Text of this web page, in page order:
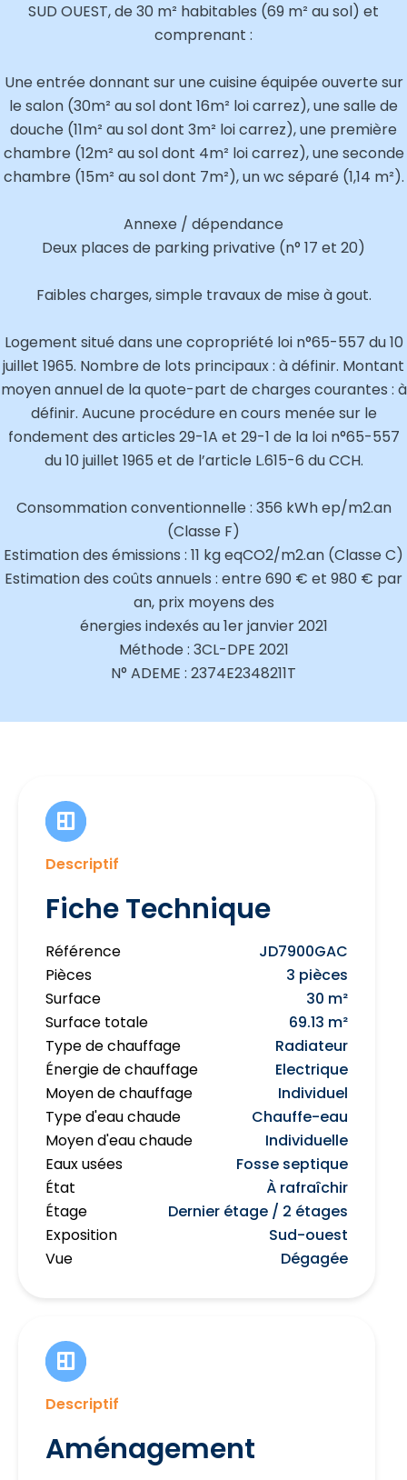
SUD OUEST, de 30 m² habitables (69 m² au sol) et
comprenant :
Une entrée donnant sur une cuisine équipée ouverte sur
le salon (30m² au sol dont 16m² loi carrez), une salle de
douche (11m² au sol dont 3m² loi carrez), une première
chambre (12m² au sol dont 4m² loi carrez), une seconde
chambre (15m² au sol dont 7m²), un wc séparé (1,14 m²).
Annexe / dépendance
Deux places de parking privative (n° 17 et 20)
Faibles charges, simple travaux de mise à gout.
Logement situé dans une copropriété loi n°65-557 du 10
juillet 1965. Nombre de lots principaux : à définir. Montant
moyen annuel de la quote-part de charges courantes : à
définir. Aucune procédure en cours menée sur le
fondement des articles 29-1A et 29-1 de la loi n°65-557
du 10 juillet 1965 et de l’article L.615-6 du CCH.
Consommation conventionnelle : 356 kWh ep/m2.an
(Classe F)
Estimation des émissions : 11 kg eqCO2/m2.an (Classe C)
Estimation des coûts annuels : entre 690 € et 980 € par
an, prix moyens des
énergies indexés au 1er janvier 2021
Méthode : 3CL-DPE 2021
N° ADEME : 2374E2348211T
Descriptif
Fiche Technique
Référence
JD7900GAC
Pièces
3 pièces
Surface
30 m²
Surface totale
69.13 m²
Type de chauffage
Radiateur
Énergie de chauffage
Electrique
Moyen de chauffage
Individuel
Type d'eau chaude
Chauffe-eau
Moyen d'eau chaude
Individuelle
Eaux usées
Fosse septique
État
À rafraîchir
Étage
Dernier étage / 2 étages
Exposition
Sud-ouest
Vue
Dégagée
Descriptif
Aménagement